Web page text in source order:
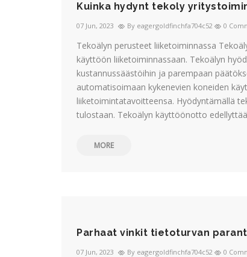
Kuinka hydynt tekoly
07 Jun, 2023 By eagergoldfinchfa704c52 0
Tekoälyn perusteet liiketoiminnassa
käyttöön liiketoiminnassaan. Tekoälyn
kustannussäästöihin ja parempaan
automatisoimaan kykenevien koneiden
liiketoimintatavoitteensa. Hyödyntämällä
tulostaan. Tekoälyn käyttöönotto
MORE
Parhaat vinkit tietoturvan
07 Jun, 2023 By eagergoldfinchfa704c52 0